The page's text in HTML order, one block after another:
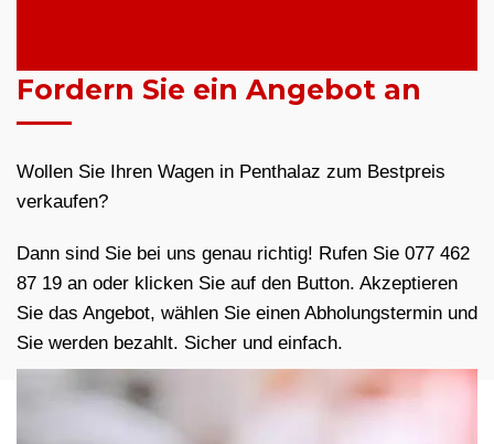
Fordern Sie ein Angebot an
Wollen Sie Ihren Wagen in Penthalaz zum Bestpreis
verkaufen?
Dann sind Sie bei uns genau richtig! Rufen Sie 077 462
87 19 an oder klicken Sie auf den Button. Akzeptieren
Sie das Angebot, wählen Sie einen Abholungstermin und
Sie werden bezahlt. Sicher und einfach.